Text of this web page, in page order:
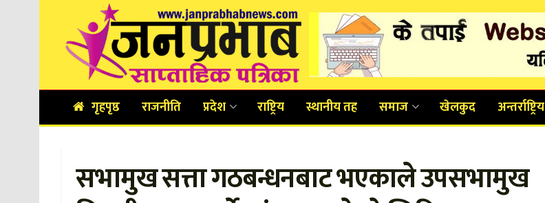
गृहपृष्ठ राजनीति प्रदेश राष्ट्रिय स्थानीय तह समाज खेलकुद अन्तर्राष्ट्रिय
सभामुख सत्ता गठबन्धनबाट भएकाले उपसभामुख